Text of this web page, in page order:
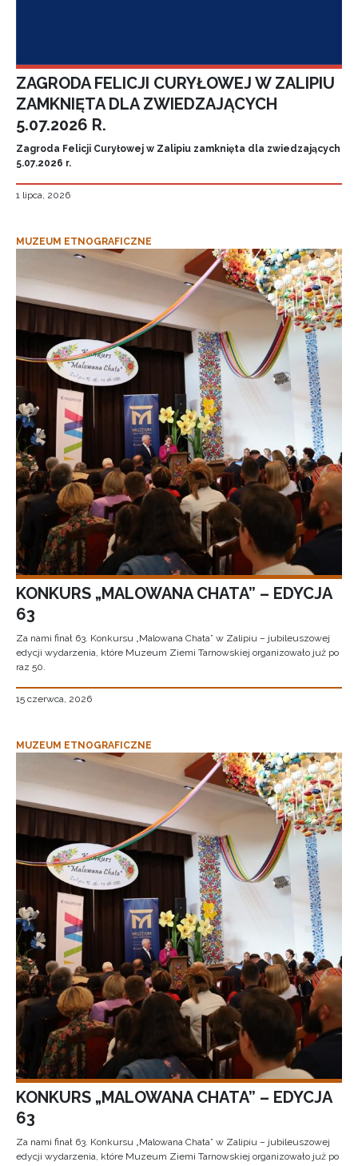
ZAGRODA FELICJI CURYŁOWEJ W ZALIPIU
ZAMKNIĘTA DLA ZWIEDZAJĄCYCH
5.07.2026 R.
Zagroda Felicji Curyłowej w Zalipiu zamknięta dla zwiedzających
5.07.2026 r.
1 lipca, 2026
MUZEUM ETNOGRAFICZNE
KONKURS „MALOWANA CHATA” – EDYCJA
63
Za nami finał 63. Konkursu „Malowana Chata” w Zalipiu – jubileuszowej
edycji wydarzenia, które Muzeum Ziemi Tarnowskiej organizowało już po
raz 50.
15 czerwca, 2026
MUZEUM ETNOGRAFICZNE
KONKURS „MALOWANA CHATA” – EDYCJA
63
Za nami finał 63. Konkursu „Malowana Chata” w Zalipiu – jubileuszowej
edycji wydarzenia, które Muzeum Ziemi Tarnowskiej organizowało już po